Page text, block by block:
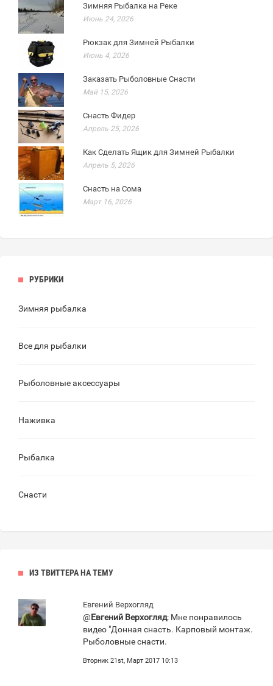
Зимняя Рыбалка на Реке
Июнь 24, 2026
Рюкзак для Зимней Рыбалки
Июнь 4, 2026
Заказать Рыболовные Снасти
Май 15, 2026
Снасть Фидер
Апрель 25, 2026
Как Сделать Ящик для Зимней Рыбалки
Апрель 5, 2026
Снасть на Сома
Март 16, 2026
РУБРИКИ
Зимняя рыбалка
Все для рыбалки
Рыболовные аксессуары
Наживка
Рыбалка
Снасти
ИЗ ТВИТТЕРА НА ТЕМУ
Евгений Верхогляд
@Евгений Верхогляд: Мне понравилось
видео "Донная снасть. Карповый монтаж.
Рыболовные снасти.
Вторник 21st, Март 2017 10:13